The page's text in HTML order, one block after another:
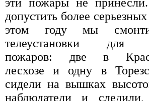
допустить более
этом году мы
телеустановки для
пожаров: две в
лесхозе и одну в
сидели на вышках
наблюдатели и